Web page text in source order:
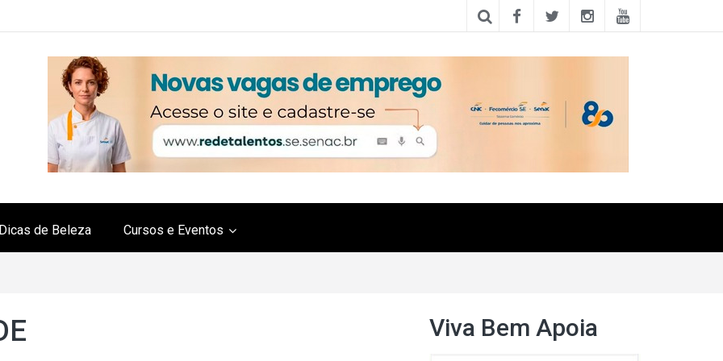
Dicas de Beleza Cursos e Eventos
Viva Bem Apoia